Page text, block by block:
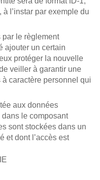
l’instar par exemple du
le règlement
ajouter un certain
protéger la nouvelle
veiller à garantir une
caractère personnel qui
aux données
le composant
sont stockées dans un
et dont l’accès est